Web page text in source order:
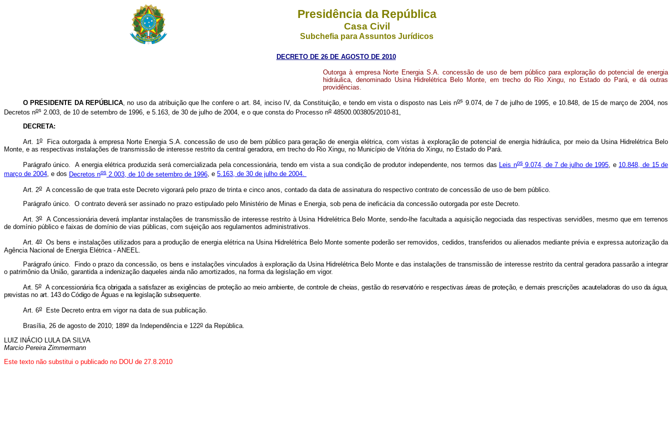
Presidência da República
Casa Civil
Subchefia para Assuntos Jurídicos
DECRETO DE 26 DE AGOSTO DE 2010
Outorga à empresa Norte Energia S.A. concessão de uso de bem público para exploração do potencial de energia
hidráulica, denominado Usina Hidrelétrica Belo Monte, em trecho do Rio Xingu, no Estado do Pará, e dá outras
providências.
O PRESIDENTE DA REPÚBLICA, no uso da atribuição que lhe confere o art. 84, inciso IV, da Constituição, e tendo em vista o disposto nas Leis nos 9.074, de 7 de julho de 1995, e 10.848, de 15 de março de 2004, nos
Decretos nos 2.003, de 10 de setembro de 1996, e 5.163, de 30 de julho de 2004, e o que consta do Processo no 48500.003805/2010-81,
DECRETA:
Art. 1oFica outorgada à empresa Norte Energia S.A. concessão de uso de bem público para geração de energia elétrica, com vistas à exploração de potencial de energia hidráulica, por meio da Usina Hidrelétrica Belo
Monte, e as respectivas instalações de transmissão de interesse restrito da central geradora, em trecho do Rio Xingu, no Município de Vitória do Xingu, no Estado do Pará.
Parágrafo único. A energia elétrica produzida será comercializada pela concessionária, tendo em vista a sua condição de produtor independente, nos termos das Leis nos9.074, de 7 de julho de 1995, e 10.848, de 15 de
março de 2004, e dos Decretos nos 2.003, de 10 de setembro de 1996, e 5.163, de 30 de julho de 2004.
Art. 2oA concessão de que trata este Decreto vigorará pelo prazo de trinta e cinco anos, contado da data de assinatura do respectivo contrato de concessão de uso de bem público.
Parágrafo único. O contrato deverá ser assinado no prazo estipulado pelo Ministério de Minas e Energia, sob pena de ineficácia da concessão outorgada por este Decreto.
Art. 3oA Concessionária deverá implantar instalações de transmissão de interesse restrito à Usina Hidrelétrica Belo Monte, sendo-lhe facultada a aquisição negociada das respectivas servidões, mesmo que em terrenos
de domínio público e faixas de domínio de vias públicas, com sujeição aos regulamentos administrativos.
Art. 4oOs bens e instalações utilizados para a produção de energia elétrica na Usina Hidrelétrica Belo Monte somente poderão ser removidos, cedidos, transferidos ou alienados mediante prévia e expressa autorização da
Agência Nacional de Energia Elétrica - ANEEL.
Parágrafo único. Findo o prazo da concessão, os bens e instalações vinculados à exploração da Usina Hidrelétrica Belo Monte e das instalações de transmissão de interesse restrito da central geradora passarão a integrar
o patrimônio da União, garantida a indenização daqueles ainda não amortizados, na forma da legislação em vigor.
Art. 5oA concessionária fica obrigada a satisfazer as exigências de proteção ao meio ambiente, de controle de cheias, gestão do reservatório e respectivas áreas de proteção, e demais prescrições acauteladoras do uso da água,
previstas no art. 143 do Código de Águas e na legislação subsequente.
Art. 6oEste Decreto entra em vigor na data de sua publicação.
Brasília, 26 de agosto de 2010; 189oda Independência e 122oda República.
LUIZ INÁCIO LULA DA SILVA
Marcio Pereira Zimmermann
Este texto não substitui o publicado no DOU de 27.8.2010